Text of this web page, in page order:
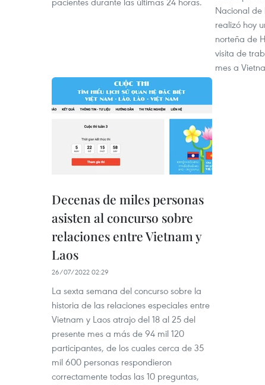
Nacional de
realizó hoy
norteña de
visita de
mes a
Decenas de miles personas
asisten al concurso sobre
relaciones entre Vietnam y
Laos
26/07/2022 02:29
La sexta semana del concurso sobre la
historia de las relaciones especiales entre
Vietnam y Laos atrajo del 18 al 25 del
presente mes a más de 94 mil 120
participantes, de los cuales cerca de 35
mil 600 personas respondieron
correctamente todas las 10 preguntas,